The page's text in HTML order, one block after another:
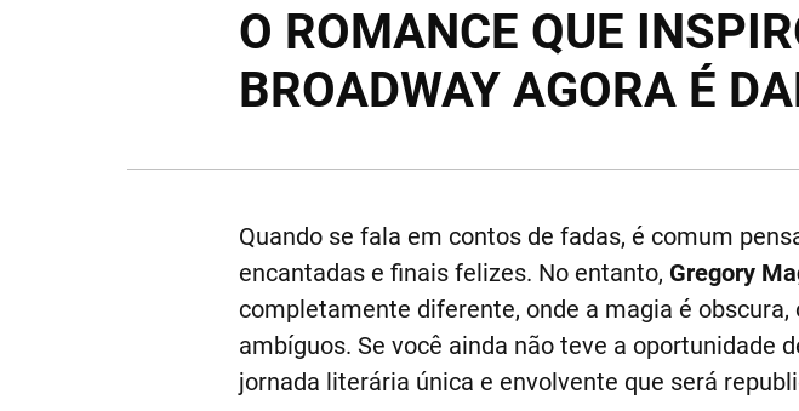
O ROMANCE QUE
BROADWAY AGORA É
Quando se fala em contos de fadas, é comum
encantadas e finais felizes. No entanto, Gregory
completamente diferente, onde a magia é
ambíguos. Se você ainda não teve a oportunidade
jornada literária única e envolvente que será